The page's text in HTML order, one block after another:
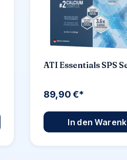
ATI Essentials SPS
89,90 €*
In den